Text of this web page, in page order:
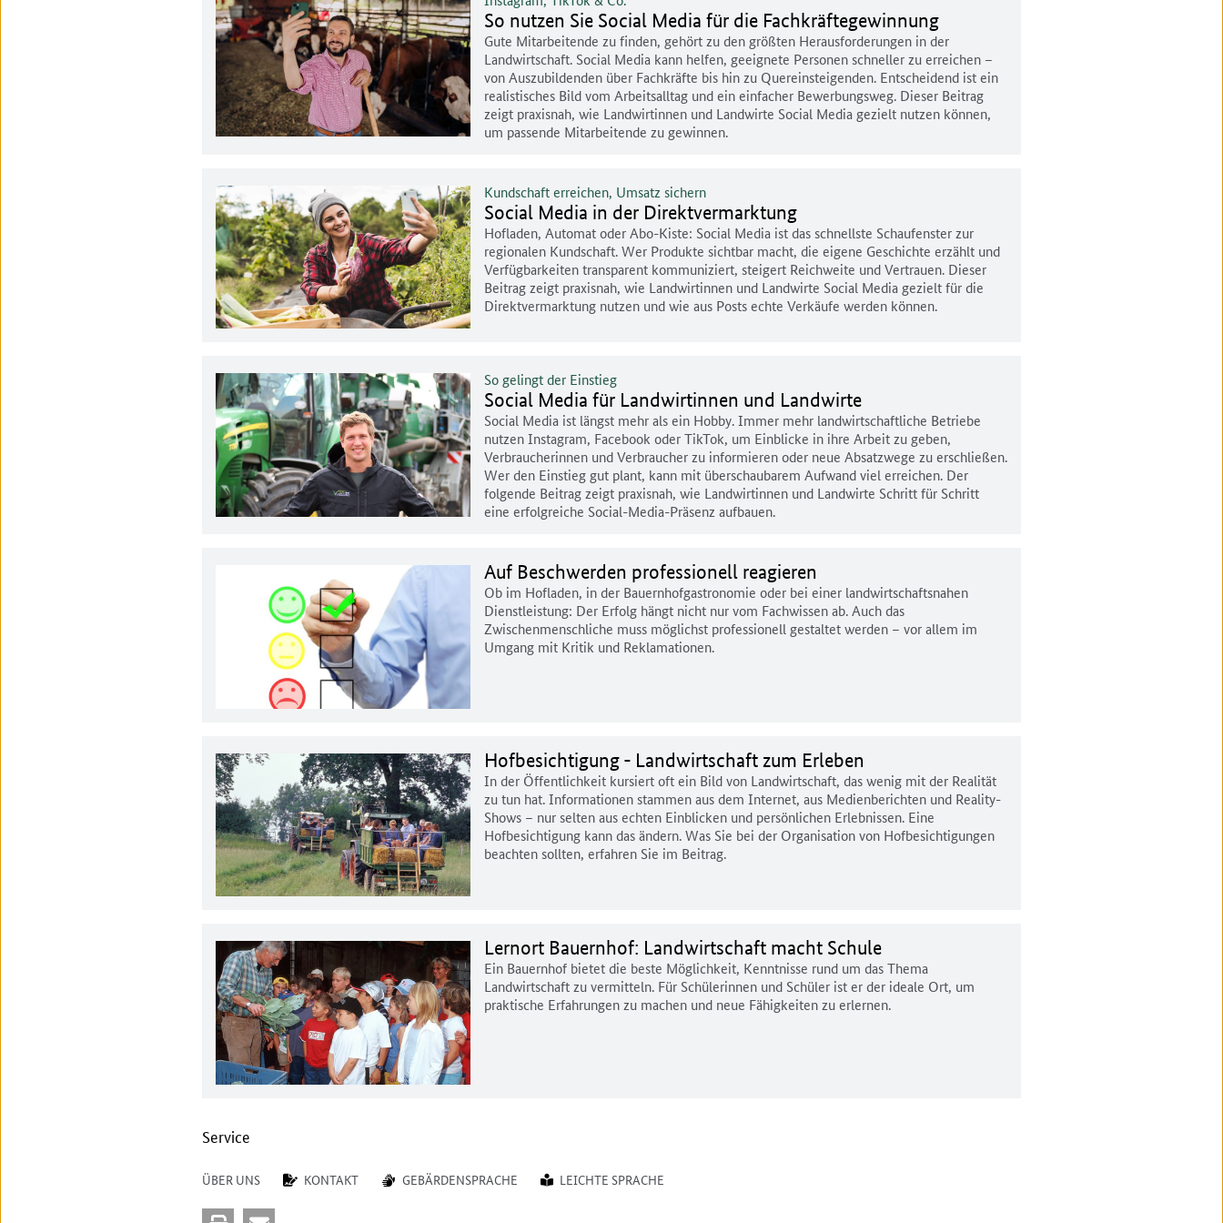
So nutzen Sie Social Media für die Fachkräftegewinnung
Gute Mitarbeitende zu finden, gehört zu den größten Herausforderungen in der
Landwirtschaft. Social Media kann helfen, geeignete Personen schneller zu erreichen –
von Auszubildenden über Fachkräfte bis hin zu Quereinsteigenden. Entscheidend ist ein
realistisches Bild vom Arbeitsalltag und ein einfacher Bewerbungsweg. Dieser Beitrag
zeigt praxisnah, wie Landwirtinnen und Landwirte Social Media gezielt nutzen können,
um passende Mitarbeitende zu gewinnen.
Social Media in der Direktvermarktung
Kundschaft erreichen, Umsatz sichern
Hofladen, Automat oder Abo-Kiste: Social Media ist das schnellste Schaufenster zur
regionalen Kundschaft. Wer Produkte sichtbar macht, die eigene Geschichte erzählt und
Verfügbarkeiten transparent kommuniziert, steigert Reichweite und Vertrauen. Dieser
Beitrag zeigt praxisnah, wie Landwirtinnen und Landwirte Social Media gezielt für die
Direktvermarktung nutzen und wie aus Posts echte Verkäufe werden können.
Social Media für Landwirtinnen und Landwirte
So gelingt der Einstieg
Social Media ist längst mehr als ein Hobby. Immer mehr landwirtschaftliche Betriebe
nutzen Instagram, Facebook oder TikTok, um Einblicke in ihre Arbeit zu geben,
Verbraucherinnen und Verbraucher zu informieren oder neue Absatzwege zu erschließen.
Wer den Einstieg gut plant, kann mit überschaubarem Aufwand viel erreichen. Der
folgende Beitrag zeigt praxisnah, wie Landwirtinnen und Landwirte Schritt für Schritt
eine erfolgreiche Social-Media-Präsenz aufbauen.
Auf Beschwerden professionell reagieren
Ob im Hofladen, in der Bauernhofgastronomie oder bei einer landwirtschaftsnahen
Dienstleistung: Der Erfolg hängt nicht nur vom Fachwissen ab. Auch das
Zwischenmenschliche muss möglichst professionell gestaltet werden – vor allem im
Umgang mit Kritik und Reklamationen.
Hofbesichtigung - Landwirtschaft zum Erleben
In der Öffentlichkeit kursiert oft ein Bild von Landwirtschaft, das wenig mit der Realität
zu tun hat. Informationen stammen aus dem Internet, aus Medienberichten und Reality-
Shows – nur selten aus echten Einblicken und persönlichen Erlebnissen. Eine
Hofbesichtigung kann das ändern. Was Sie bei der Organisation von Hofbesichtigungen
beachten sollten, erfahren Sie im Beitrag.
Lernort Bauernhof: Landwirtschaft macht Schule
Ein Bauernhof bietet die beste Möglichkeit, Kenntnisse rund um das Thema
Landwirtschaft zu vermitteln. Für Schülerinnen und Schüler ist er der ideale Ort, um
praktische Erfahrungen zu machen und neue Fähigkeiten zu erlernen.
Service
ÜBER UNS KONTAKT GEBÄRDENSPRACHE LEICHTE SPRACHE